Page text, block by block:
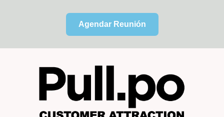
Agendar Reunión